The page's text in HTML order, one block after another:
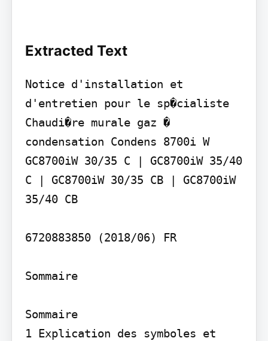
Extracted Text
Notice d'installation et
d'entretien pour le sp�cialiste
Chaudi�re murale gaz �
condensation Condens 8700i W
GC8700iW 30/35 C | GC8700iW 35/40
C | GC8700iW 30/35 CB | GC8700iW
35/40 CB
6720883850 (2018/06) FR
Sommaire
Sommaire
1 Explication des symboles et